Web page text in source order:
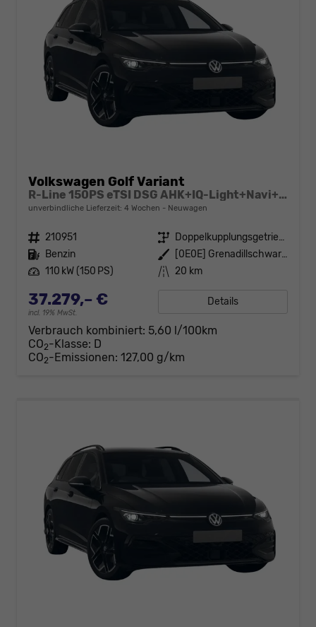
Volkswagen Golf Variant
R-Line 150PS eTSI DSG AHK+IQ-Light+Navi+Black Style+360°+Alu18+Kessy+Winter
unverbindliche Lieferzeit: 4 Wochen Neuwagen
Fahrzeugnr. 210951 Getriebe
Doppelkupplungsgetriebe (DSG)
Kraftstoff Benzin Außenfarbe
[0E0E] Grenadillschwarz Metallic
Leistung 110 kW (150 PS) Kilometerstand 20 km
37.279,– €
incl. 19% MwSt.
Details
Verbrauch kombiniert: 5,60 l/100km
CO2-Klasse: D
CO2-Emissionen: 127,00 g/km